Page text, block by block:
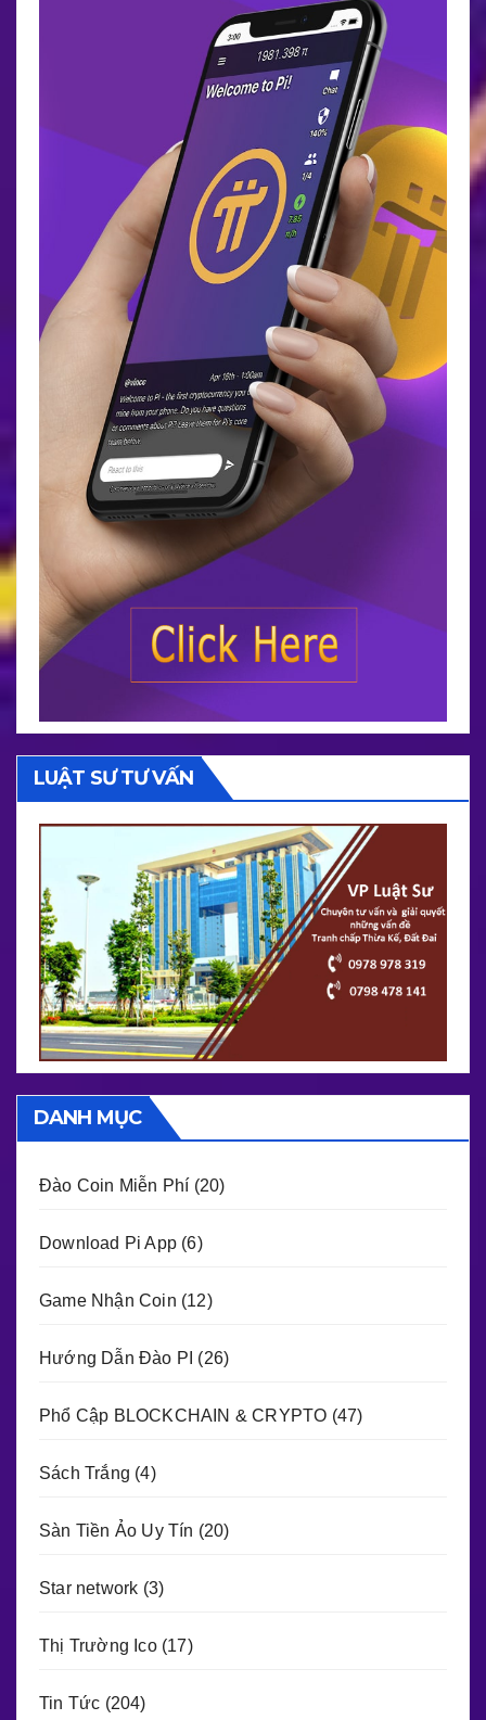
LUẬT SƯ TƯ VẤN
DANH MỤC
Đào Coin Miễn Phí (20)
Download Pi App (6)
Game Nhận Coin (12)
Hướng Dẫn Đào PI (26)
Phổ Cập BLOCKCHAIN & CRYPTO (47)
Sách Trắng (4)
Sàn Tiền Ảo Uy Tín (20)
Star network (3)
Thị Trường Ico(17)
Tin Tức (204)